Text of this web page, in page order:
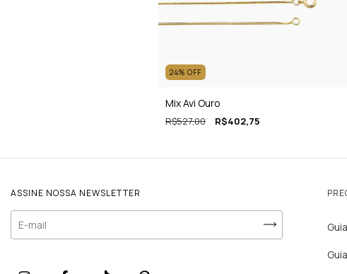
24% OFF
Mix Avi Ouro
R$527,00 R$402,75
ASSINE NOSSA NEWSLETTER